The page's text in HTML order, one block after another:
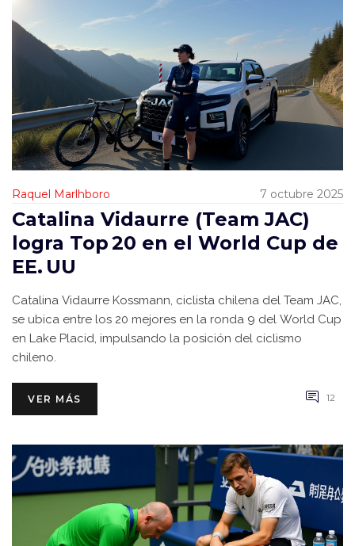
Raquel Marlhboro 7 octubre 2025
Catalina Vidaurre (Team JAC)
logra Top 20 en el World Cup de
EE. UU
Catalina Vidaurre Kossmann, ciclista chilena del Team JAC,
se ubica entre los 20 mejores en la ronda 9 del World Cup
en Lake Placid, impulsando la posición del ciclismo
chileno.
VER MÁS 12